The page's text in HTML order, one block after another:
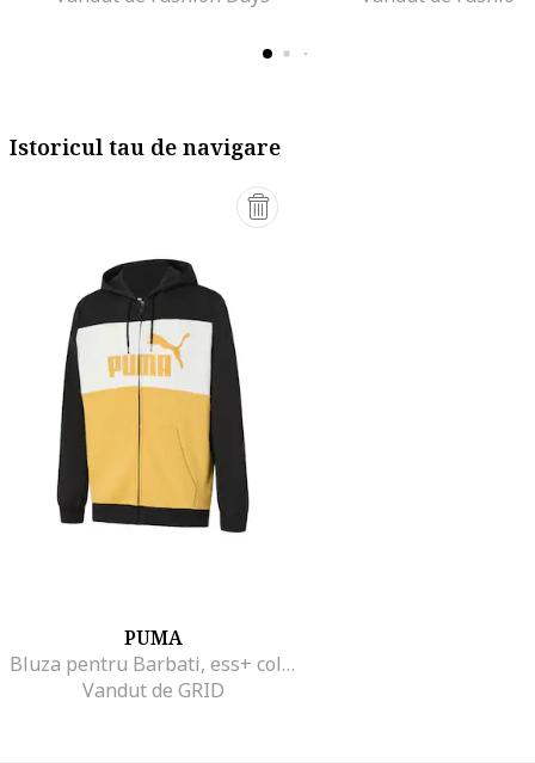
Istoricul tau de navigare
PUMA
Bluza pentru Barbati, ess+ colorblock full-zip hoodie tr, 676818-51, Negru, Negru
Vandut de GRID